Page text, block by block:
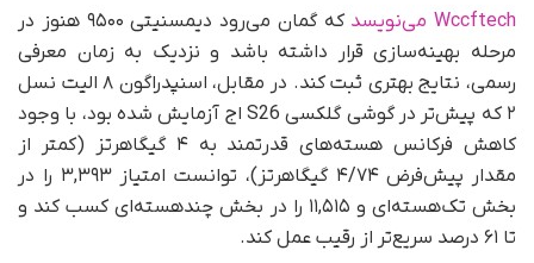
Wccftech می‌نویسد
که گمان می‌رود دیمسنیتی ۹۵۰۰ هنوز در
مرحله بهینه‌سازی قرار داشته باشد و نزدیک به زمان معرفی
رسمی، نتایج بهتری ثبت کند. در مقابل، اسنپدراگون ۸ الیت نسل
۲ که پیش‌تر در گوشی گلکسی S26 اج آزمایش شده بود، با وجود
کاهش فرکانس هسته‌های قدرتمند به ۴ گیگاهرتز (کمتر از
مقدار پیش‌فرض ۴/۷۴ گیگاهرتز)، توانست امتیاز ۳,۳۹۳ را در
بخش تک‌هسته‌ای و ۱۱,۵۱۵ را در بخش چند‌هسته‌ای کسب کند و
تا ۶۱ درصد سریع‌تر از رقیب عمل کند.